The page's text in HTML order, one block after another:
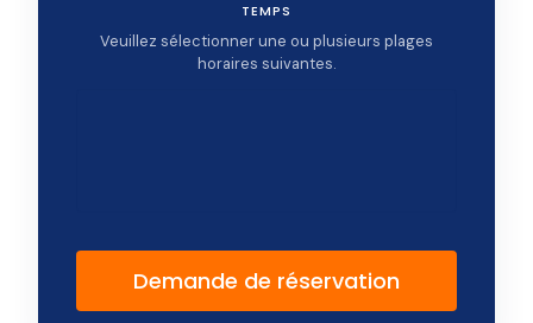
TEMPS
Veuillez sélectionner une ou plusieurs plages
horaires suivantes.
Demande de réservation